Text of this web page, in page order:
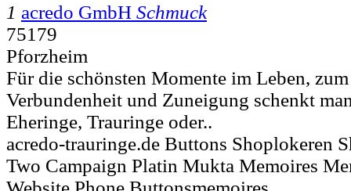
1 acredo GmbH Schmuck
75179
Pforzheim
Für die schönsten Momente im Leben,
Verbundenheit und Zuneigung schenkt
Eheringe, Trauringe oder..
acredo-trauringe.de Buttons Shoplokeren
Two Campaign Platin Mukta Memoires